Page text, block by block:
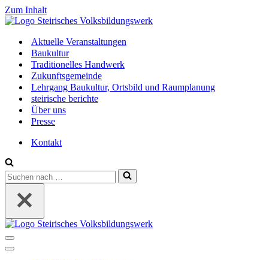
Zum Inhalt
Aktuelle Veranstaltungen
Baukultur
Traditionelles Handwerk
Zukunftsgemeinde
Lehrgang Baukultur, Ortsbild und Raumplanung
steirische berichte
Über uns
Presse
Kontakt
Suchen
nach …
Navigations-
Menü
Navigations-